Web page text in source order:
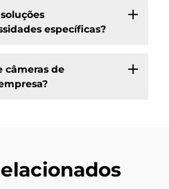
específicas?
câmeras de